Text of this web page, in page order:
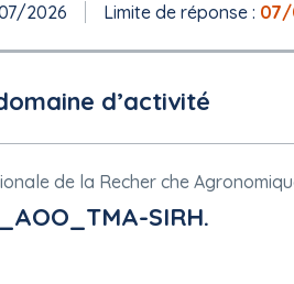
: 13000798200106
: Bouches-du-Rhône ( FRL04 )
2026 Limite de réponse :
d’activité
de la Recher che
SIRH.